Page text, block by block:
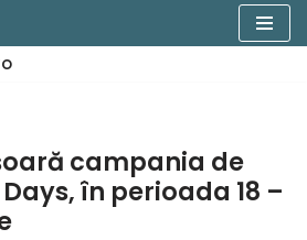
campania de
în perioada 18 –